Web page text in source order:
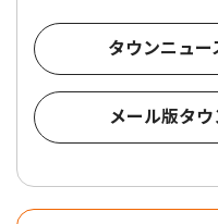
タウンニュ
メール版タ